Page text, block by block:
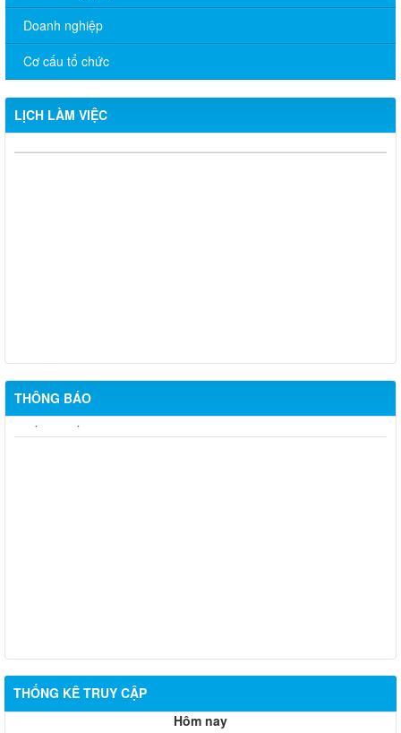
Doanh nghiệp
Cơ cấu tổ chức
LỊCH LÀM VIỆC
CHƯƠNG TRÌNH LÀM VIỆC TUẦN CỦA THƯỜNG TRỰC
THÔNG BÁO
Chủ động ứng phó hiện tượng El Nino – Sử dụng nước tiết
THỐNG KÊ TRUY CẬP
Hôm nay